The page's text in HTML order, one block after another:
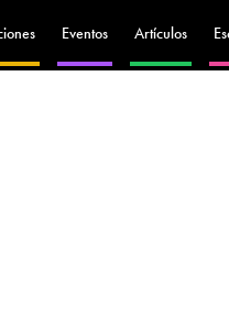
Eventos Artículos